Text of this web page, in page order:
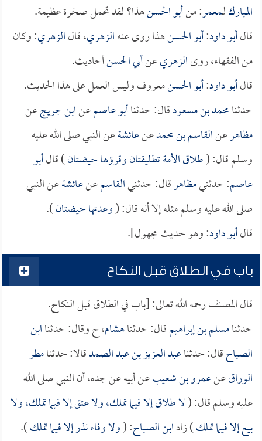
المباركلـمعمر: منأبو الحسنهذا؟ لقد تحمل صخرة عظيمة.
قالأبو داود:أبو الحسنهذا روى عنهالزهري، قالالزهري: وكان
من الفقهاء، روىالزهريعنأبي الحسنأحاديث.
قالأبو داود:أبو الحسنمعروف وليس العمل على هذا الحديث.
حدثنامحمد بن مسعودقال: حدثناأبو عاصمعنابن جريجعن
مظاهرعنالقاسم بن محمدعنعائشةعن النبي صلى الله عليه
وسلم قال: (طلاق الأمة تطليقتان وقرؤها حيضتان) قالأبو
عاصم: حدثنيمظاهرقال: حدثنيالقاسمعنعائشةعن النبي
صلى الله عليه وسلم مثله إلا أنه قال: (وعدتها حيضتان).
قالأبو داود: وهو حديث مجهول].
باب في الطلاق قبل النكاح
قال المصنف رحمه الله تعالى: [باب في الطلاق قبل النكاح.
حدثنامسلم بن إبراهيمقال: حدثناهشام، ح وقال: حدثناابن
الصباحقال: حدثناعبد العزيز بن عبد الصمدقالا: حدثنامطر
الوراقعنعمرو بن شعيبعن أبيه عن جده، أن النبي صلى الله
عليه وسلم قال: (لا طلاق إلا فيما تملك، ولا عتق إلا فيما تملك، ولا
بيع إلا فيما تملك) زادابن الصباح: (ولا وفاء نذر إلا فيما تملك).